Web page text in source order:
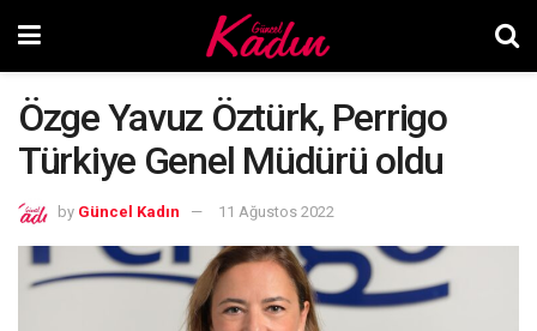
Özge Yavuz Öztürk, Perrigo
Türkiye Genel Müdürü oldu
by Güncel Kadın 11 Ağustos 2022